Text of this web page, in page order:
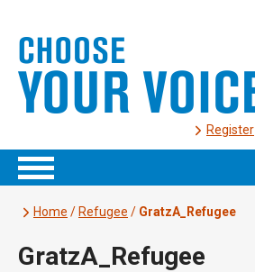
Register
Home / Refugee / GratzA_Refugee
GratzA_Refugee